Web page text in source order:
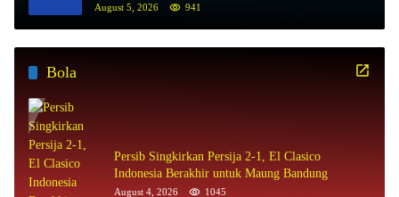
August 5, 2026 941
Bola
Persib Singkirkan Persija 2-1, El Clasico
Indonesia Berakhir untuk Maung Bandung
August 4, 2026 1045